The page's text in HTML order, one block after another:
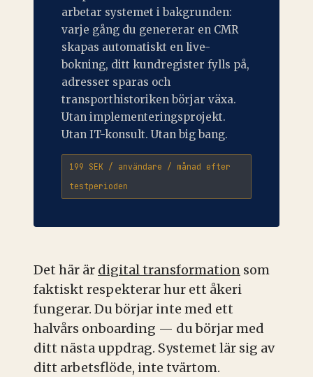
arbetar systemet i bakgrunden:
varje gång du genererar en CMR
skapas automatiskt en live-
bokning, ditt kundregister fylls på,
adresser sparas och
transporthistoriken börjar växa.
Utan implementeringsprojekt.
Utan IT-konsult. Utan big bang.
199 SEK / användare / månad efter
testperioden
Det här är digital transformation som
faktiskt respekterar hur ett åkeri
fungerar. Du börjar inte med ett
halvårs onboarding — du börjar med
ditt nästa uppdrag. Systemet lär sig av
ditt arbetsflöde, inte tvärtom.